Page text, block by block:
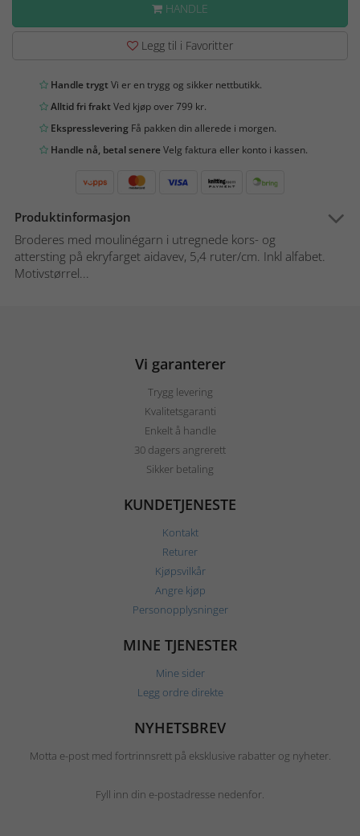
HANDLE
Legg til i Favoritter
Handle trygtVi er en trygg og sikker nettbutikk.
Alltid fri fraktVed kjøp over 799 kr.
Ekspresslevering Få pakken din allerede i morgen.
Handle nå, betal senereVelg faktura eller konto i kassen.
Produktinformasjon
Broderes med moulinégarn i utregnede kors- og
attersting på ekryfarget aidavev, 5,4 ruter/cm. Inkl alfabet.
Motivstørrel...
Vi garanterer
Trygg levering
Kvalitetsgaranti
Enkelt å handle
30 dagers angrerett
Sikker betaling
KUNDETJENESTE
Kontakt
Returer
Kjøpsvilkår
Angre kjøp
Personopplysninger
MINE TJENESTER
Mine sider
Legg ordre direkte
NYHETSBREV
Motta e-post med fortrinnsrett på eksklusive rabatter og nyheter.
Fyll inn din e-postadresse nedenfor.